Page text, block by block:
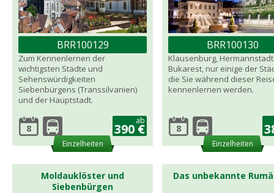
BRR100129
Zum Kennenlernen der
wichtigsten Städte und
Sehenswürdigkeiten
Siebenbürgens (Transsilvanien)
und der Hauptstadt.
8
ab
390 €
Einzelheiten
BRR100130
Klausenburg,
Bukarest, nur einige der
die Sie während dieser
kennenlernen werden.
8
Einzelheiten
Moldauklöster und
Siebenbürgen
Das unbekannte